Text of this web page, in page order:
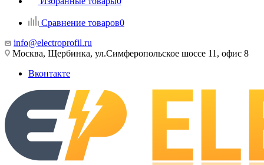
Сравнение товаров0
info@electroprofil.ru
Москва, Щербинка, ул.Симферопольское шоссе 11, офис 8
Вконтакте